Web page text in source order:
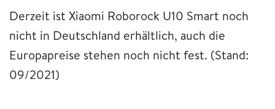
Derzeit ist Xiaomi Roborock U10 Smart noch
nicht in Deutschland erhältlich, auch die
Europapreise stehen noch nicht fest. (Stand:
09/2021)